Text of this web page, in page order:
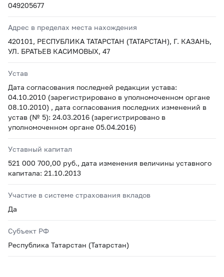
049205677
Адрес в пределах места нахождения
420101, РЕСПУБЛИКА ТАТАРСТАН (ТАТАРСТАН), Г. КАЗАНЬ,
УЛ. БРАТЬЕВ КАСИМОВЫХ, 47
Устав
Дата согласования последней редакции устава:
04.10.2010 (зарегистрировано в уполномоченном органе
08.10.2010) , дата согласования последних изменений в
устав (№ 5): 24.03.2016 (зарегистрировано в
уполномоченном органе 05.04.2016)
Уставный капитал
521 000 700,00 руб., дата изменения величины уставного
капитала: 21.10.2013
Участие в системе страхования вкладов
Да
Субъект РФ
Республика Татарстан (Татарстан)